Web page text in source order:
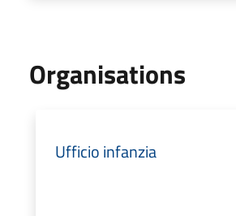
Organisations
Ufficio infanzia